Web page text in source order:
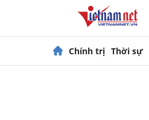
Chính trị Thời sự